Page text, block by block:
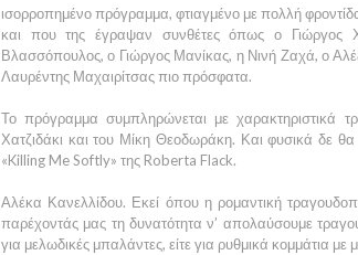
ισορροπημένο πρόγραμμα, φτιαγμένο με πολλή
και που της έγραψαν συνθέτες όπως ο Γιώργος
Βλασσόπουλος, ο Γιώργος Μανίκας, η Νινή Ζαχά, ο
Λαυρέντης Μαχαιρίτσας πιο πρόσφατα.
Το πρόγραμμα συμπληρώνεται με χαρακτηριστικά
Χατζιδάκι και του Μίκη Θεοδωράκη. Και φυσικά δε
«Killing Me Softly» της Roberta Flack.
Αλέκα Κανελλίδου. Εκεί όπου η ρομαντική
παρέχοντάς μας τη δυνατότητα ν’ απολαύσουμε
για μελωδικές μπαλάντες, είτε για ρυθμικά κομμάτια με